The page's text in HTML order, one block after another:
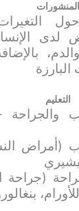
المنشورات
لدى
التعليم
والجراحة
(أمراض
(جراحة